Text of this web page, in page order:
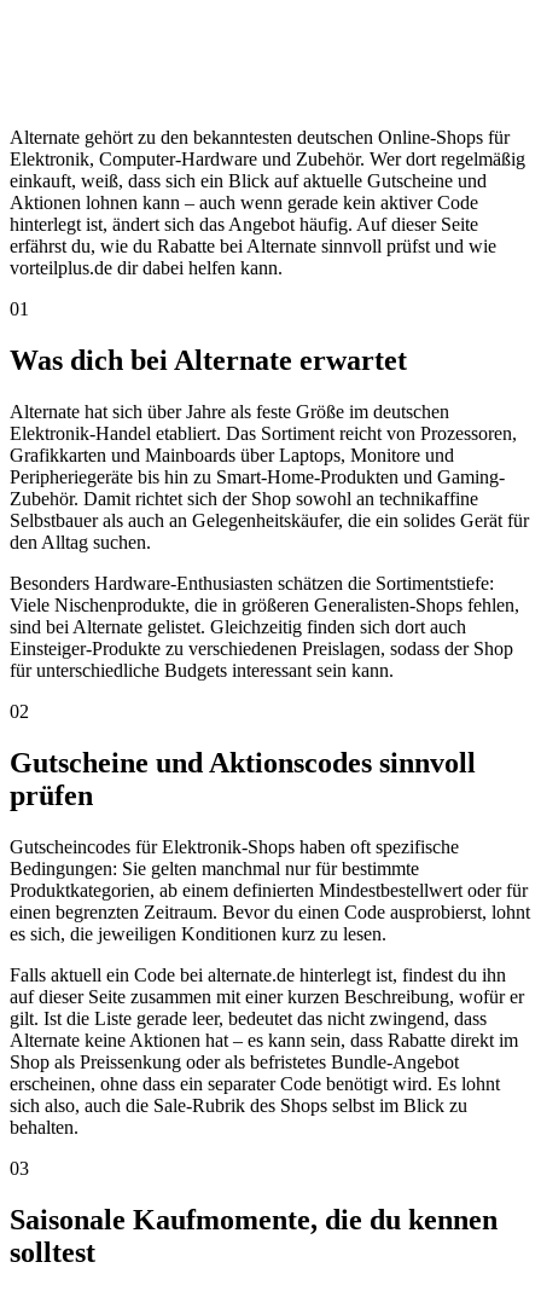
Alternate gehört zu den bekanntesten deutschen Online-Shops für
Elektronik, Computer-Hardware und Zubehör. Wer dort regelmäßig
einkauft, weiß, dass sich ein Blick auf aktuelle Gutscheine und
Aktionen lohnen kann – auch wenn gerade kein aktiver Code
hinterlegt ist, ändert sich das Angebot häufig. Auf dieser Seite
erfährst du, wie du Rabatte bei Alternate sinnvoll prüfst und wie
vorteilplus.de dir dabei helfen kann.
01
Was dich bei Alternate erwartet
Alternate hat sich über Jahre als feste Größe im deutschen
Elektronik-Handel etabliert. Das Sortiment reicht von Prozessoren,
Grafikkarten und Mainboards über Laptops, Monitore und
Peripheriegeräte bis hin zu Smart-Home-Produkten und Gaming-
Zubehör. Damit richtet sich der Shop sowohl an technikaffine
Selbstbauer als auch an Gelegenheitskäufer, die ein solides Gerät für
den Alltag suchen.
Besonders Hardware-Enthusiasten schätzen die Sortimentstiefe:
Viele Nischenprodukte, die in größeren Generalisten-Shops fehlen,
sind bei Alternate gelistet. Gleichzeitig finden sich dort auch
Einsteiger-Produkte zu verschiedenen Preislagen, sodass der Shop
für unterschiedliche Budgets interessant sein kann.
02
Gutscheine und Aktionscodes sinnvoll
prüfen
Gutscheincodes für Elektronik-Shops haben oft spezifische
Bedingungen: Sie gelten manchmal nur für bestimmte
Produktkategorien, ab einem definierten Mindestbestellwert oder für
einen begrenzten Zeitraum. Bevor du einen Code ausprobierst, lohnt
es sich, die jeweiligen Konditionen kurz zu lesen.
Falls aktuell ein Code bei alternate.de hinterlegt ist, findest du ihn
auf dieser Seite zusammen mit einer kurzen Beschreibung, wofür er
gilt. Ist die Liste gerade leer, bedeutet das nicht zwingend, dass
Alternate keine Aktionen hat – es kann sein, dass Rabatte direkt im
Shop als Preissenkung oder als befristetes Bundle-Angebot
erscheinen, ohne dass ein separater Code benötigt wird. Es lohnt
sich also, auch die Sale-Rubrik des Shops selbst im Blick zu
behalten.
03
Saisonale Kaufmomente, die du kennen
solltest